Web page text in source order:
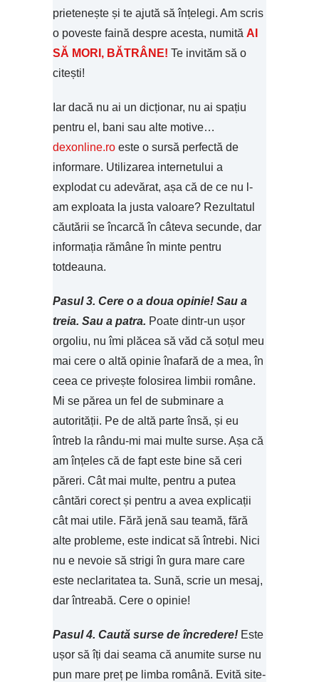
prietenește și te ajută să înțelegi. Am scris
o poveste faină despre acesta, numită AI
SĂ MORI, BĂTRÂNE! Te invităm să o
citești!
Iar dacă nu ai un dicționar, nu ai spațiu
pentru el, bani sau alte motive…
dexonline.ro este o sursă perfectă de
informare. Utilizarea internetului a
explodat cu adevărat, așa că de ce nu l-
am exploata la justa valoare? Rezultatul
căutării se încarcă în câteva secunde, dar
informația rămâne în minte pentru
totdeauna.
Pasul 3. Cere o a doua opinie! Sau a
treia. Sau a patra. Poate dintr-un ușor
orgoliu, nu îmi plăcea să văd că soțul meu
mai cere o altă opinie înafară de a mea, în
ceea ce privește folosirea limbii române.
Mi se părea un fel de subminare a
autorității. Pe de altă parte însă, și eu
întreb la rându-mi mai multe surse. Așa că
am înțeles că de fapt este bine să ceri
păreri. Cât mai multe, pentru a putea
cântări corect și pentru a avea explicații
cât mai utile. Fără jenă sau teamă, fără
alte probleme, este indicat să întrebi. Nici
nu e nevoie să strigi în gura mare care
este neclaritatea ta. Sună, scrie un mesaj,
dar întreabă. Cere o opinie!
Pasul 4. Caută surse de încredere! Este
ușor să îți dai seama că anumite surse nu
pun mare preț pe limba română. Evită site-